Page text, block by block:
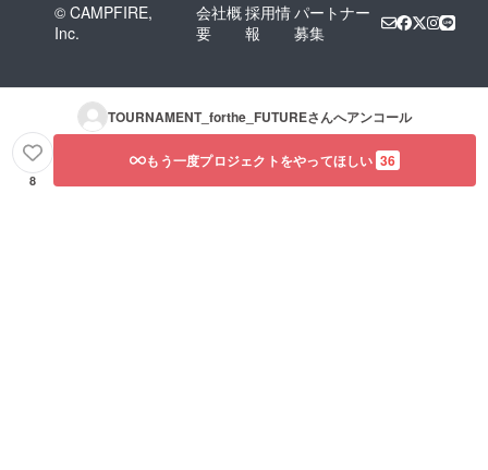
© CAMPFIRE,
Inc.
会社概
要
採用情
報
パートナー
募集
TOURNAMENT_forthe_FUTUREさんへアンコール
8
もう一度プロジェクトをやってほしい 36